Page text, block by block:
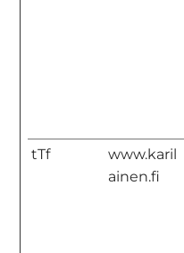
tTf
www.karil
ainen.fi